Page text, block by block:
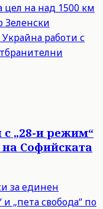
цел на над 1500 км
Зеленски
работи с
„28-и режим“
на Софийската
за единен
„пета свобода“ по